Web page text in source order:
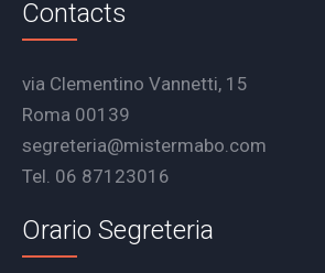
Contacts
via Clementino Vannetti, 15
Roma 00139
segreteria@mistermabo.com
Tel. 06 87123016
Orario Segreteria